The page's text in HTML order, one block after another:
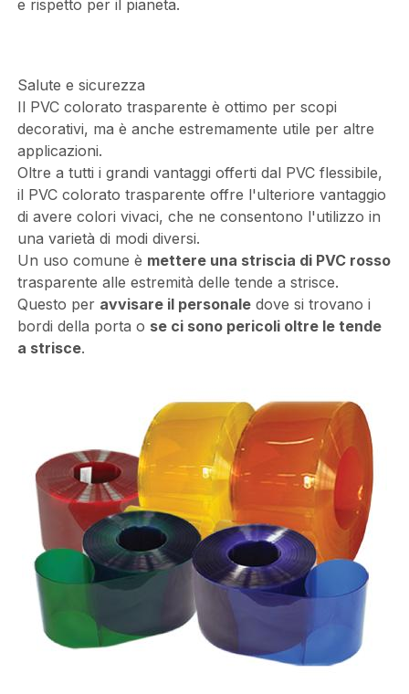
e rispetto per il pianeta.
Salute e sicurezza
Il PVC colorato trasparente è ottimo per scopi
decorativi, ma è anche estremamente utile per altre
applicazioni.
Oltre a tutti i grandi vantaggi offerti dal PVC flessibile,
il PVC colorato trasparente offre l'ulteriore vantaggio
di avere colori vivaci, che ne consentono l'utilizzo in
una varietà di modi diversi.
Un uso comune è mettere una striscia di PVC rosso
trasparente alle estremità delle tende a strisce.
Questo per avvisare il personaledove si trovano i
bordi della porta o se ci sono pericoli oltre le tende
a strisce.